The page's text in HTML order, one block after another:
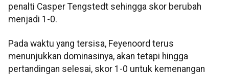
penalti Casper Tengstedt sehingga skor berubah
menjadi 1-0.
Pada waktu yang tersisa, Feyenoord terus
menunjukkan dominasinya, akan tetapi hingga
pertandingan selesai, skor 1-0 untuk kemenangan